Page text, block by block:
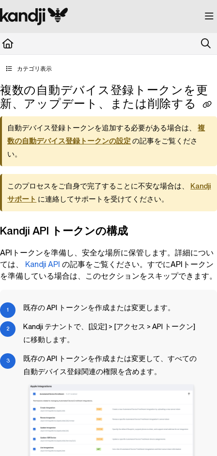
Documentation Index
Fetch the complete documentation index at: https://kandji.document360.io/
カテゴリ表示
複数の自動デバイス登録トークンを更
新、アップデート、または削除する
自動デバイス登録トークンを追加する必要がある場合は、複
数の自動デバイス登録トークンの設定 の記事をご覧くださ
い。
このプロセスをご自身で完了することに不安な場合は、 Kandji
サポート に連絡してサポートを受けてください。
Kandji API トークンの構成
APIトークンを準備し、安全な場所に保管します。詳細につい
ては、 Kandji API の記事をご覧ください。すでにAPIトークン
を準備している場合は、このセクションをスキップできます。
既存の API トークンを作成または変更します。
Kandji テナントで、[設定] > [アクセス > API トークン]
に移動します。
既存の API トークンを作成または変更して、すべての
自動デバイス登録関連の権限を含めます。